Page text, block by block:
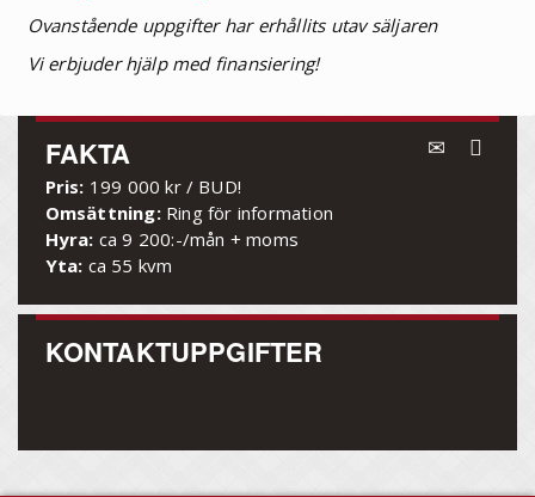
Ovanstående uppgifter har erhållits utav säljaren
Vi erbjuder hjälp med finansiering!
FAKTA
Pris: 199 000 kr / BUD!
Omsättning: Ring för information
Hyra: ca 9 200:-/mån + moms
Yta: ca 55 kvm
KONTAKTUPPGIFTER